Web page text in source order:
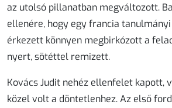
az utolsó pillanatban megváltozott.
ellenére, hogy egy francia
érkezett könnyen megbirkózott a
nyert, sötéttel remizett.
Kovács Judit nehéz ellenfelet kapott,
közel volt a döntetlenhez. Az első